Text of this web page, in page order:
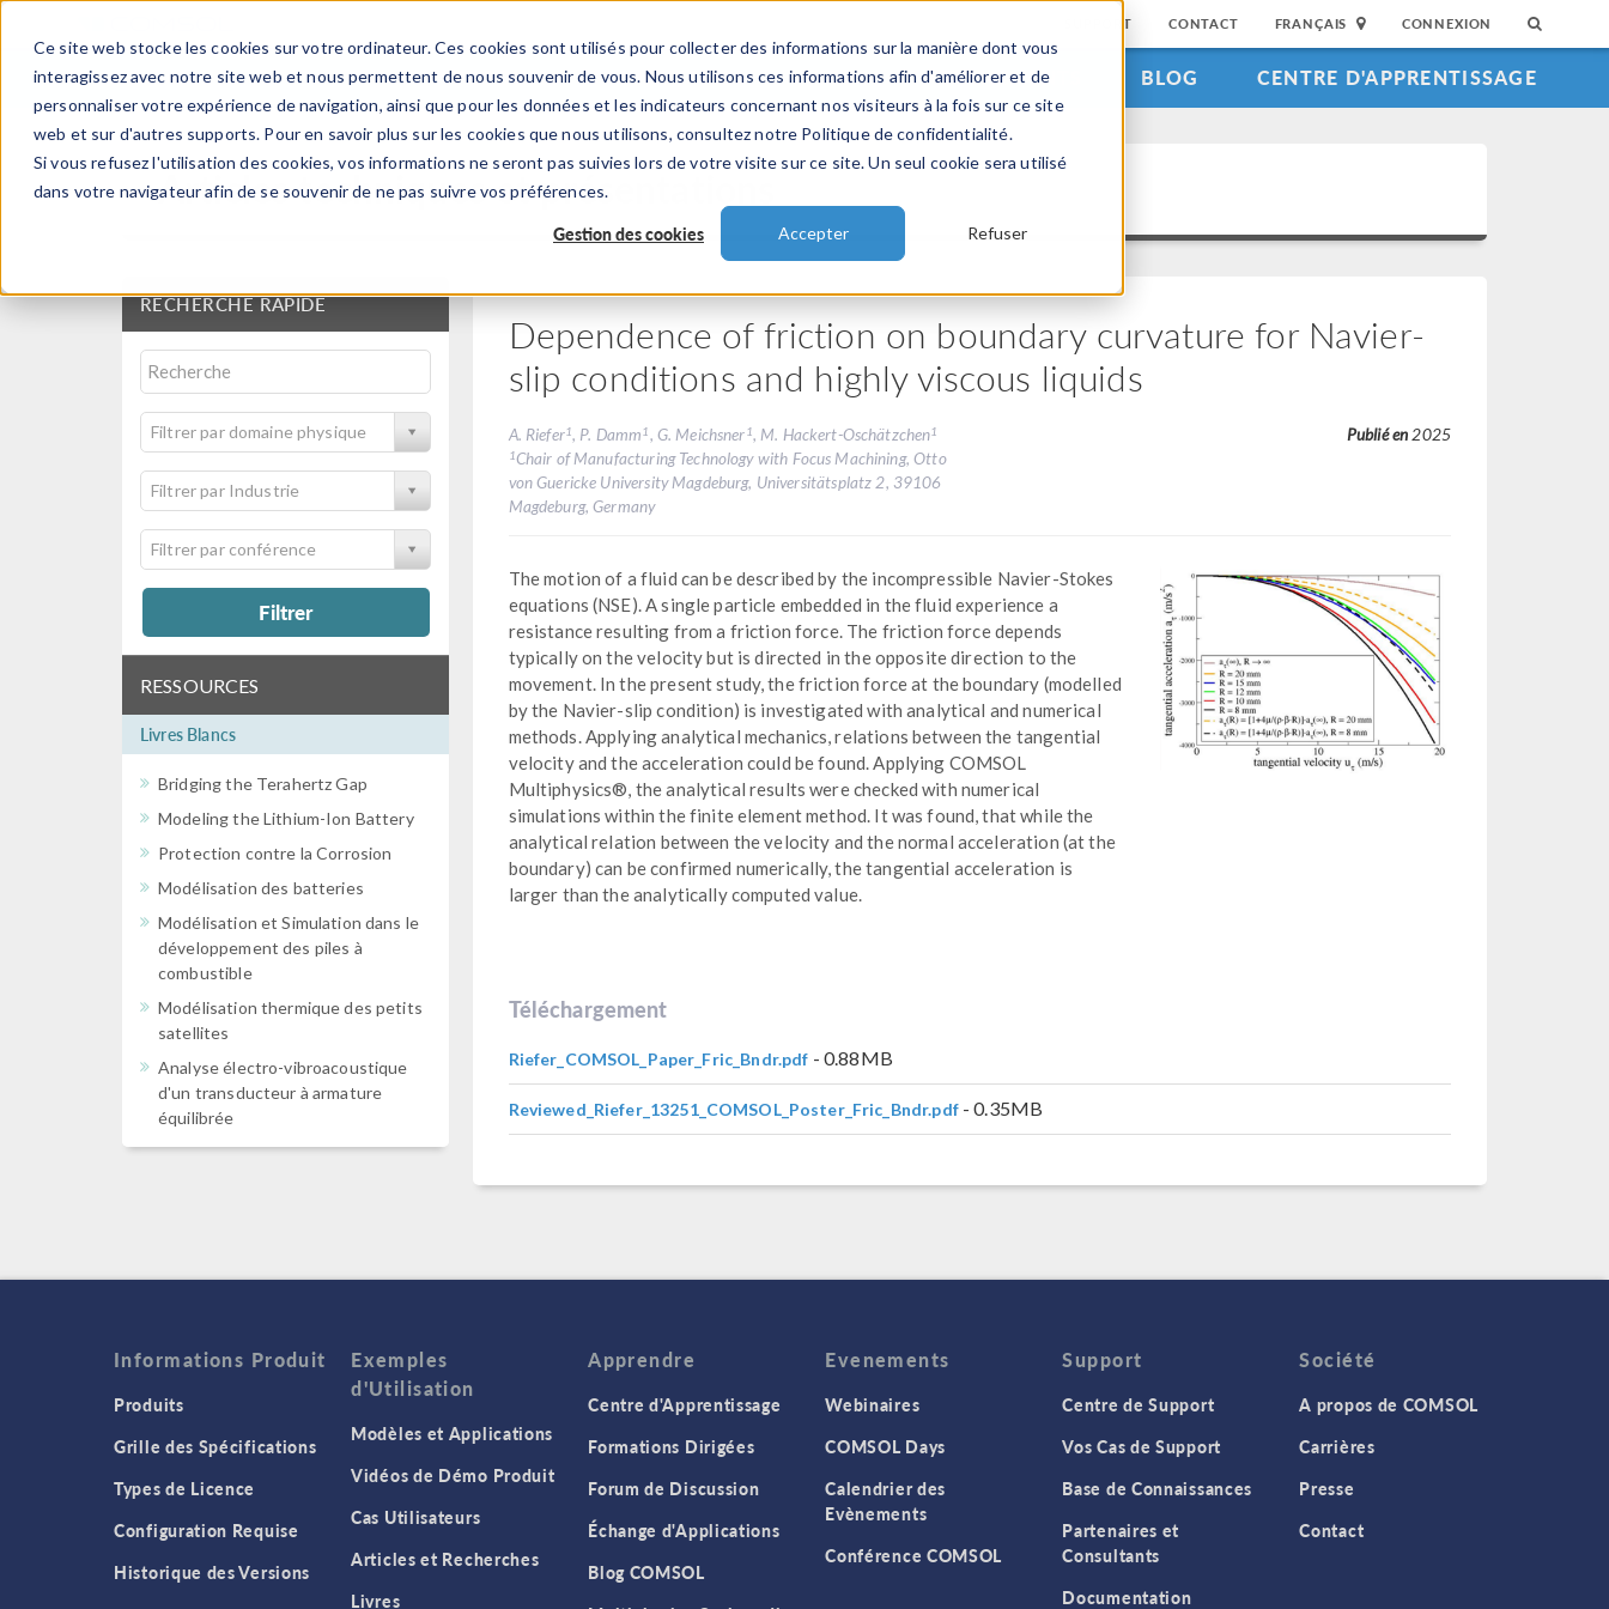
Ce site web stocke les cookies sur votre ordinateur. Ces cookies sont utilisés pour collecter des informations sur la manière dont vous
interagissez avec notre site web et nous permettent de nous souvenir de vous. Nous utilisons ces informations afin d'améliorer et de
personnaliser votre expérience de navigation, ainsi que pour les données et les indicateurs concernant nos visiteurs à la fois sur ce site
web et sur d'autres supports. Pour en savoir plus sur les cookies que nous utilisons, consultez notre Politique de confidentialité.
Si vous refusez l'utilisation des cookies, vos informations ne seront pas suivies lors de votre visite sur ce site. Un seul cookie sera utilisé
dans votre navigateur afin de se souvenir de ne pas suivre vos préférences.
Gestion des cookies Accepter Refuser
SUPPORT CONTACT FRANÇAIS CONNEXION
PRODUITS INDUSTRIES VIDEOS EVENEMENTS BLOG CENTRE D'APPRENTISSAGE
Articles techniques et présentations
RECHERCHE RAPIDE
Filtrer par domaine physique
Filtrer par Industrie
Filtrer par conférence
Filtrer
RESSOURCES
Livres Blancs
Bridging the Terahertz Gap
Modeling the Lithium-Ion Battery
Protection contre la Corrosion
Modélisation des batteries
Modélisation et Simulation dans le
développement des piles à
combustible
Modélisation thermique des petits
satellites
Analyse électro-vibroacoustique
d'un transducteur à armature
équilibrée
Dependence of friction on boundary curvature for Navier-
slip conditions and highly viscous liquids
A. Riefer1, P. Damm 1, G. Meichsner 1, M. Hackert-Oschätzchen1
1Chair of Manufacturing Technology with Focus Machining, Otto
von Guericke University Magdeburg, Universitätsplatz 2, 39106
Magdeburg, Germany
Publié en 2025
The motion of a fluid can be described by the incompressible Navier-Stokes
equations (NSE). A single particle embedded in the fluid experience a
resistance resulting from a friction force. The friction force depends
typically on the velocity but is directed in the opposite direction to the
movement. In the present study, the friction force at the boundary (modelled
by the Navier-slip condition) is investigated with analytical and numerical
methods. Applying analytical mechanics, relations between the tangential
velocity and the acceleration could be found. Applying COMSOL
Multiphysics®, the analytical results were checked with numerical
simulations within the finite element method. It was found, that while the
analytical relation between the velocity and the normal acceleration (at the
boundary) can be confirmed numerically, the tangential acceleration is
larger than the analytically computed value.
Téléchargement
Riefer_COMSOL_Paper_Fric_Bndr.pdf - 0.88MB
Reviewed_Riefer_13251_COMSOL_Poster_Fric_Bndr.pdf- 0.35MB
Informations Produit
Produits
Grille des Spécifications
Types de Licence
Configuration Requise
Historique des Versions
Exemples
d'Utilisation
Modèles et Applications
Vidéos de Démo Produit
Cas Utilisateurs
Articles et Recherches
Livres
Apprendre
Centre d'Apprentissage
Formations Dirigées
Forum de Discussion
Échange d'Applications
Blog COMSOL
Evenements
Webinaires
COMSOL Days
Calendrier des
Evènements
Conférence COMSOL
Support
Centre de Support
Vos Cas de Support
Base de Connaissances
Partenaires et
Consultants
Documentation
Société
A propos de COMSOL
Carrières
Presse
Contact